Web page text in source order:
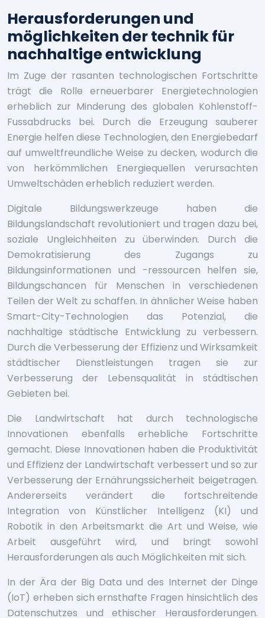
Herausforderungen und
möglichkeiten der technik für
nachhaltige entwicklung
Im Zuge der rasanten technologischen Fortschritte
trägt die Rolle erneuerbarer Energietechnologien
erheblich zur Minderung des globalen Kohlenstoff-
Fussabdrucks bei. Durch die Erzeugung sauberer
Energie helfen diese Technologien, den Energiebedarf
auf umweltfreundliche Weise zu decken, wodurch die
von herkömmlichen Energiequellen verursachten
Umweltschäden erheblich reduziert werden.
Digitale Bildungswerkzeuge haben die
Bildungslandschaft revolutioniert und tragen dazu bei,
soziale Ungleichheiten zu überwinden. Durch die
Demokratisierung des Zugangs zu
Bildungsinformationen und -ressourcen helfen sie,
Bildungschancen für Menschen in verschiedenen
Teilen der Welt zu schaffen. In ähnlicher Weise haben
Smart-City-Technologien das Potenzial, die
nachhaltige städtische Entwicklung zu verbessern.
Durch die Verbesserung der Effizienz und Wirksamkeit
städtischer Dienstleistungen tragen sie zur
Verbesserung der Lebensqualität in städtischen
Gebieten bei.
Die Landwirtschaft hat durch technologische
Innovationen ebenfalls erhebliche Fortschritte
gemacht. Diese Innovationen haben die Produktivität
und Effizienz der Landwirtschaft verbessert und so zur
Verbesserung der Ernährungssicherheit beigetragen.
Andererseits verändert die fortschreitende
Integration von Künstlicher Intelligenz (KI) und
Robotik in den Arbeitsmarkt die Art und Weise, wie
Arbeit ausgeführt wird, und bringt sowohl
Herausforderungen als auch Möglichkeiten mit sich.
In der Ära der Big Data und des Internet der Dinge
(IoT) erheben sich ernsthafte Fragen hinsichtlich des
Datenschutzes und ethischer Herausforderungen.